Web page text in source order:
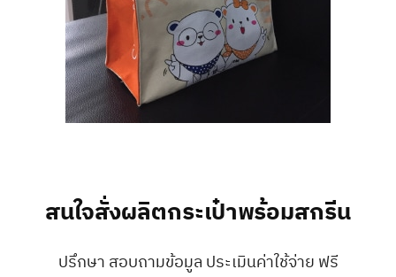
สนใจสั่งผลิตกระเป๋าพร้อมสกรีน
ปรึกษา สอบถามข้อมูล ประเมินค่าใช้จ่าย ฟรี